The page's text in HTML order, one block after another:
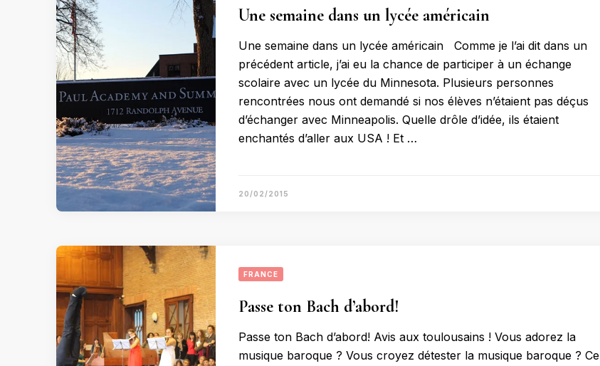
Une semaine dans un lycée américain
Une semaine dans un lycée américain Comme je l’ai dit dans un
précédent article, j’ai eu la chance de participer à un échange
scolaire avec un lycée du Minnesota. Plusieurs personnes
rencontrées nous ont demandé si nos élèves n’étaient pas déçus
d’échanger avec Minneapolis. Quelle drôle d’idée, ils étaient
enchantés d’aller aux USA ! Et …
20/02/2015
FRANCE
Passe ton Bach d’abord!
Passe ton Bach d’abord! Avis aux toulousains ! Vous adorez la
musique baroque ? Vous croyez détester la musique baroque ? Ce